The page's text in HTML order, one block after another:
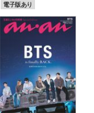
電子版あり